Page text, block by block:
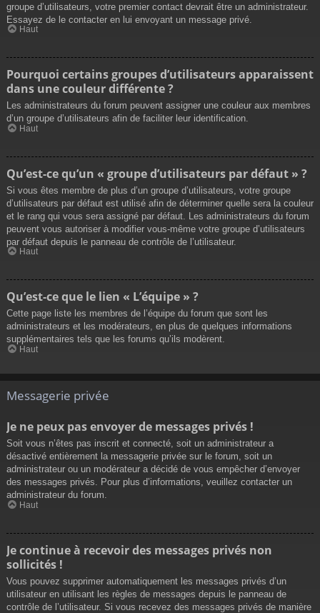
groupe d’utilisateurs, votre premier contact devrait être un administrateur.
Essayez de le contacter en lui envoyant un message privé.
Haut
Pourquoi certains groupes d’utilisateurs apparaissent
dans une couleur différente ?
Les administrateurs du forum peuvent assigner une couleur aux membres
d’un groupe d’utilisateurs afin de faciliter leur identification.
Haut
Qu’est-ce qu’un « groupe d’utilisateurs par défaut » ?
Si vous êtes membre de plus d’un groupe d’utilisateurs, votre groupe
d’utilisateurs par défaut est utilisé afin de déterminer quelle sera la couleur
et le rang qui vous sera assigné par défaut. Les administrateurs du forum
peuvent vous autoriser à modifier vous-même votre groupe d’utilisateurs
par défaut depuis le panneau de contrôle de l’utilisateur.
Haut
Qu’est-ce que le lien « L’équipe » ?
Cette page liste les membres de l’équipe du forum que sont les
administrateurs et les modérateurs, en plus de quelques informations
supplémentaires tels que les forums qu’ils modèrent.
Haut
Messagerie privée
Je ne peux pas envoyer de messages privés !
Soit vous n’êtes pas inscrit et connecté, soit un administrateur a
désactivé entièrement la messagerie privée sur le forum, soit un
administrateur ou un modérateur a décidé de vous empêcher d’envoyer
des messages privés. Pour plus d’informations, veuillez contacter un
administrateur du forum.
Haut
Je continue à recevoir des messages privés non
sollicités !
Vous pouvez supprimer automatiquement les messages privés d’un
utilisateur en utilisant les règles de messages depuis le panneau de
contrôle de l’utilisateur. Si vous recevez des messages privés de manière